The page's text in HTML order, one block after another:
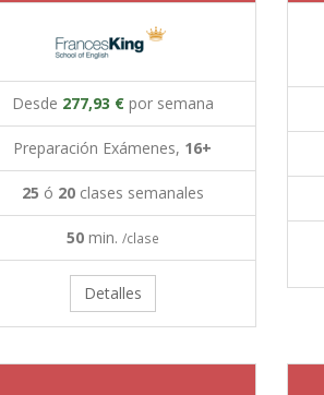
Desde 277,93 €por semana
Preparación Exámenes, 16+
25 ó 20clases semanales
50min. /clase
Detalles